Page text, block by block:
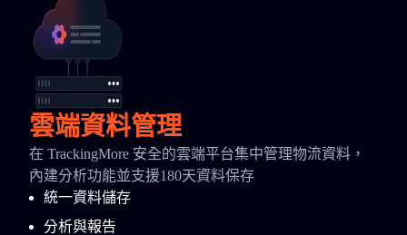
雲端資料管理
在 TrackingMore 安全的雲端平台集中管理物流資料，
內建分析功能並支援180天資料保存
統一資料儲存
分析與報告